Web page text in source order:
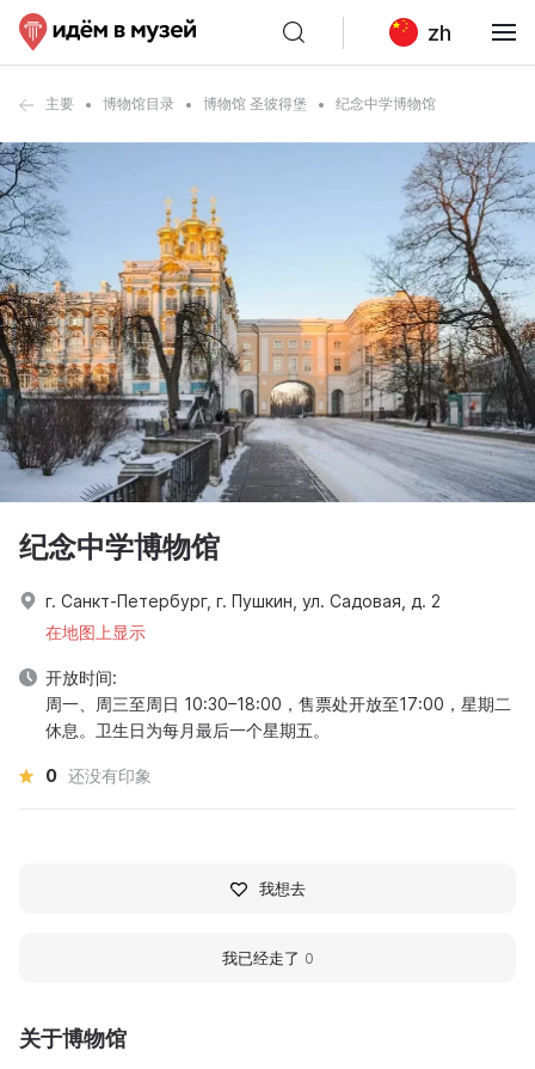
zh
主要 博物馆目录 博物馆 圣彼得堡 纪念中学博物馆
关于博物馆
纪念中学博物馆
г. Санкт-Петербург, г. Пушкин, ул. Садовая, д. 2
在地图上显示
开放时间:
周一、周三至周日 10:30–18:00，售票处开放至17:00，星期二
休息。卫生日为每月最后一个星期五。
0 还没有印象
我想去
我已经走了 0